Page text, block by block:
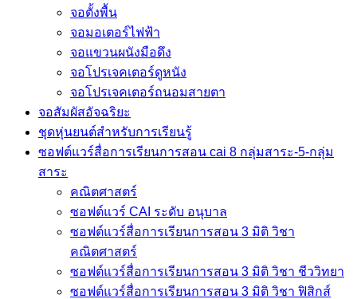
จอตั้งพื้น
จอมอเตอร์ไฟฟ้า
จอแขวนผนังมือดึง
จอโปรเจคเตอร์ดูหนัง
จอโปรเจคเตอร์ถนอมสายตา
จอสัมผัสอัจฉริยะ
ชุดหุ่นยนต์สำหรับการเรียนรู้
ซอฟต์แวร์สื่อการเรียนการสอน cai 8 กลุ่มสาระ-5-กลุ่ม
สาระ
คณิตศาสตร์
ซอฟต์แวร์ CAI ระดับ อนุบาล
ซอฟต์แวร์สื่อการเรียนการสอน 3 มิติ วิชา
คณิตศาสตร์
ซอฟต์แวร์สื่อการเรียนการสอน 3 มิติ วิชา ชีววิทยา
ซอฟต์แวร์สื่อการเรียนการสอน 3 มิติ วิชา ฟิสิกส์